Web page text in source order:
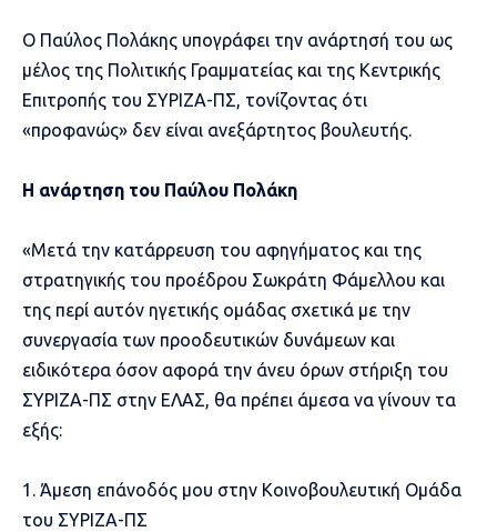
Ο Παύλος Πολάκης υπογράφει την ανάρτησή του ως
μέλος της Πολιτικής Γραμματείας και της Κεντρικής
Επιτροπής του ΣΥΡΙΖΑ-ΠΣ, τονίζοντας ότι
«προφανώς» δεν είναι ανεξάρτητος βουλευτής.
Η ανάρτηση του Παύλου Πολάκη
«Μετά την κατάρρευση του αφηγήματος και της
στρατηγικής του προέδρου Σωκράτη Φάμελλου και
της περί αυτόν ηγετικής ομάδας σχετικά με την
συνεργασία των προοδευτικών δυνάμεων και
ειδικότερα όσον αφορά την άνευ όρων στήριξη του
ΣΥΡΙΖΑ-ΠΣ στην ΕΛΑΣ, θα πρέπει άμεσα να γίνουν τα
εξής:
1. Άμεση επάνοδός μου στην Κοινοβουλευτική Ομάδα
του ΣΥΡΙΖΑ-ΠΣ